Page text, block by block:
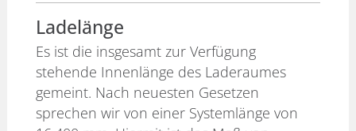
Ladelänge
Es ist die insgesamt zur Verfügung
stehende Innenlänge des Laderaumes
gemeint. Nach neuesten Gesetzen
sprechen wir von einer Systemlänge von